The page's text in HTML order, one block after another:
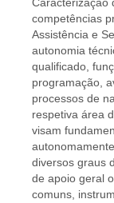
competências
Assistência e
autonomia
qualificado,
programação,
processos de
respetiva área
visam
diversos graus
de apoio geral
comuns,